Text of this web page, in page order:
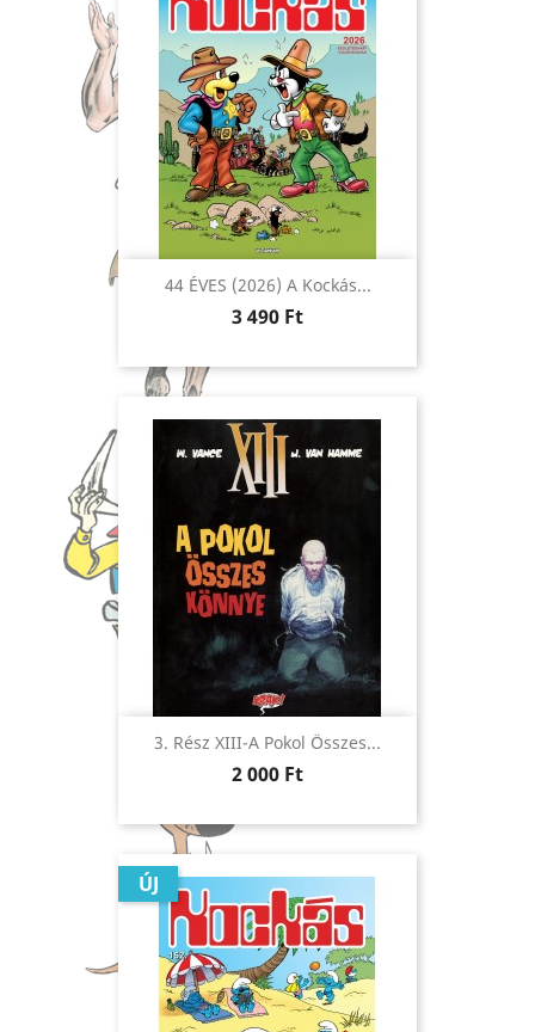
44 ÉVES (2026) A Kockás...
Ár
3 490 Ft
3. Rész XIII-A Pokol Összes...
Ár
2 000 Ft
ÚJ